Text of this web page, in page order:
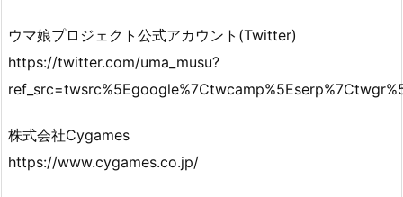
ウマ娘プロジェクト公式アカウント(Twitter)
https://twitter.com/uma_musu?
株式会社Cygames
https://www.cygames.co.jp/